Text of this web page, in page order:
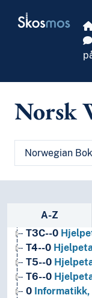
Skosmos
Norsk
Norwegian
Sidebar
A-Z
9
Historie og
T3B--0
T3C--0
T4--0
T5--0
T6--0
0